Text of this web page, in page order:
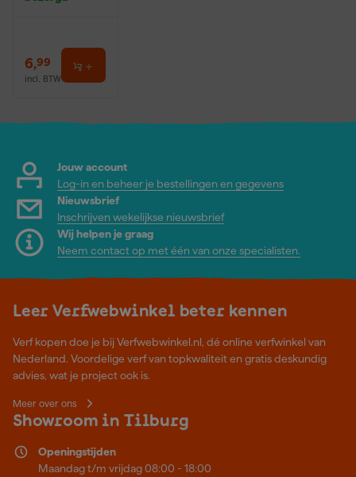
6,99
incl. BTW
Jouw account
Log-in en beheer je bestellingen en gegevens
Nieuwsbrief
Inschrijven wekelijkse nieuwsbrief
Wij helpen je graag
Neem contact op met één van onze specialisten.
Leer Verfwebwinkel beter kennen
Verf kopen doe je bij Verfwebwinkel.nl, dé online verfwinkel van
Nederland. Voordelige verf van topkwaliteit en gratis deskundig
advies, wat je project ook is.
Meer over ons
Showroom in Tilburg
Openingstijden
Maandag t/m vrijdag 08:00 - 18:00